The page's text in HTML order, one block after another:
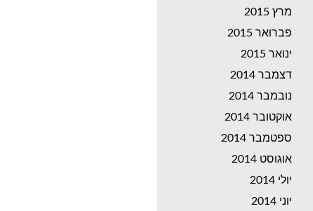
מרץ 2015
פברואר 2015
ינואר 2015
דצמבר 2014
נובמבר 2014
אוקטובר 2014
ספטמבר 2014
אוגוסט 2014
יולי 2014
יוני 2014